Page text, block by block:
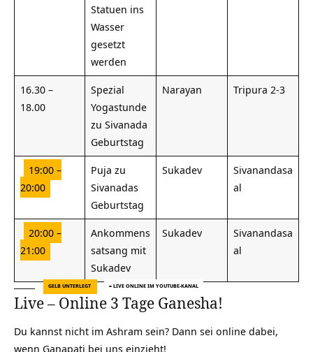
Statuen ins
Wasser
gesetzt
werden
16.30 –
18.00
Spezial
Yogastunde
zu Sivanada
Geburtstag
Narayan Tripura 2-3
19:00 –
20:00
Puja zu
Sivanadas
Geburtstag
Sukadev
Sivanandasa
al
20:00 –
21:00
Ankommens
satsang mit
Sukadev
Sukadev
Sivanandasa
al
GELB UNTERLEGT = LIVE ONLINE IM YOUTUBE-KANAL
Live – Online 3 Tage Ganesha!
Du kannst nicht im Ashram sein? Dann sei online dabei,
wenn Ganapati bei uns einzieht!